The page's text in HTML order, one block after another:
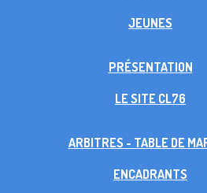
JEUNES
PRÉSENTATION
LE SITE CL76
ARBITRES - TABLE DE
ENCADRANTS